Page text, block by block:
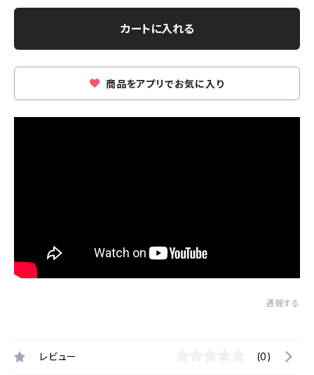
カートに入れる
商品をアプリでお気に入り
通報する
レビュー (0)